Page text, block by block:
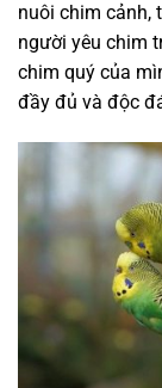
nuôi chim cảnh,
người yêu chim
chim quý của
đầy đủ và độc